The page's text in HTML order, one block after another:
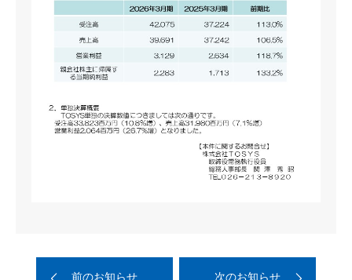
前のお知らせ 次のお知らせ